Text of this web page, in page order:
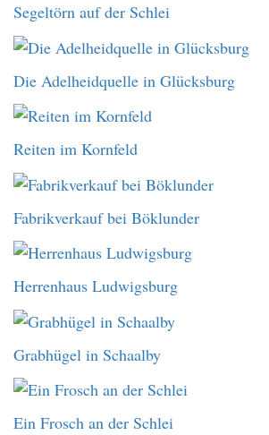
Segeltörn auf der Schlei
Die Adelheidquelle in Glücksburg
Reiten im Kornfeld
Fabrikverkauf bei Böklunder
Herrenhaus Ludwigsburg
Grabhügel in Schaalby
Ein Frosch an der Schlei